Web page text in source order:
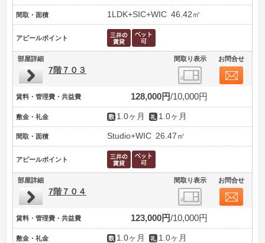
間取・面積 1LDK+SIC+WIC 46.42㎡
アピールポイント
部屋詳細 間取り表示 お問合せ
7階７０３
賃料・管理費・共益費 128,000円 10,000円
敷金・礼金 1.0ヶ月 1.0ヶ月
間取・面積 Studio+WIC 26.47㎡
アピールポイント
部屋詳細 間取り表示 お問合せ
7階７０４
賃料・管理費・共益費 123,000円 10,000円
敷金・礼金 1.0ヶ月 1.0ヶ月